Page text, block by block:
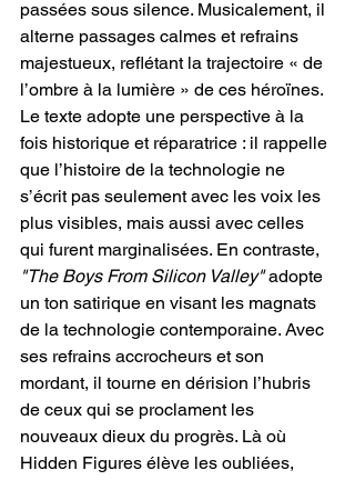
passées sous silence. Musicalement, il
alterne passages calmes et refrains
majestueux, reflétant la trajectoire « de
l’ombre à la lumière » de ces héroïnes.
Le texte adopte une perspective à la
fois historique et réparatrice : il rappelle
que l’histoire de la technologie ne
s’écrit pas seulement avec les voix les
plus visibles, mais aussi avec celles
qui furent marginalisées. En contraste,
"The Boys From Silicon Valley" adopte
un ton satirique en visant les magnats
de la technologie contemporaine. Avec
ses refrains accrocheurs et son
mordant, il tourne en dérision l’hubris
de ceux qui se proclament les
nouveaux dieux du progrès. Là où
Hidden Figures élève les oubliées,